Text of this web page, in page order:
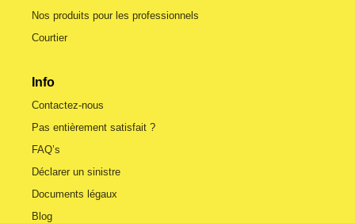
Nos produits pour les professionnels
Courtier
Info
Contactez-nous
Pas entièrement satisfait ?
FAQ’s
Déclarer un sinistre
Documents légaux
Blog